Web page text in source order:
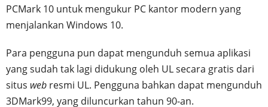
PCMark 10 untuk mengukur PC kantor modern yang
menjalankan Windows 10.
Para pengguna pun dapat mengunduh semua aplikasi
yang sudah tak lagi didukung oleh UL secara gratis dari
situs web resmi UL. Pengguna bahkan dapat mengunduh
3DMark99, yang diluncurkan tahun 90-an.